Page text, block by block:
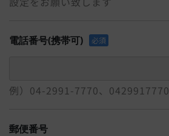
電話番号(携帯可) 必須
例）04-2991-7770、0429917770
郵便番号